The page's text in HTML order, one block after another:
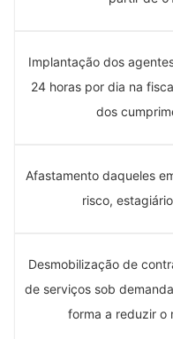
Implantação dos
24 horas por dia na
dos
Afastamento daqueles
risco,
Desmobilização de
de serviços sob
forma a reduzir o